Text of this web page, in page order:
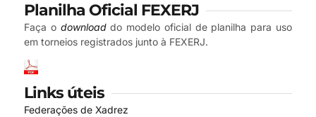
Planilha Oficial FEXERJ
Faça o downloaddo modelo oficial de planilha para uso
em torneios registrados junto à FEXERJ.
Links úteis
Federações de Xadrez